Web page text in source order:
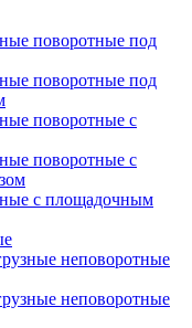
поворотные под
поворотные под
поворотные с
поворотные с
с площадочным
неповоротные
неповоротные